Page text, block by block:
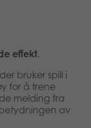
effekt.
bruker spill i
for å trene
melding fra
av